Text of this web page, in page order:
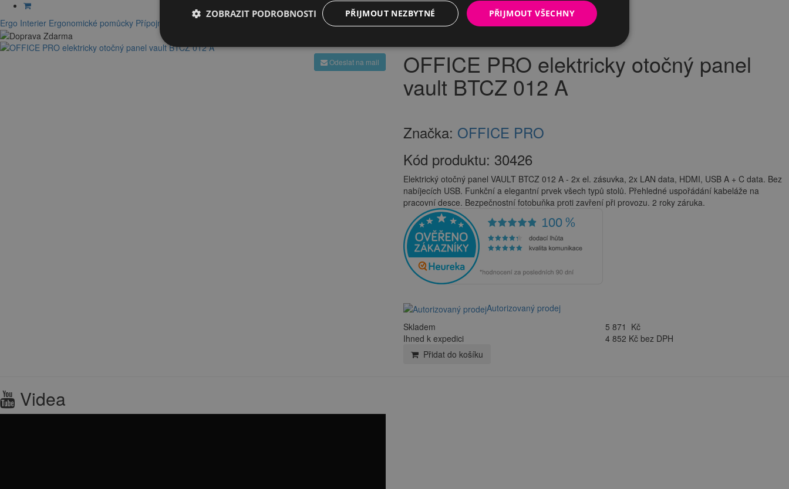
Ergo Interier Ergonomické pomůcky Přípojná místa Elektricky otočnéOFFICE PRO elektricky otočný panel vault BTCZ 012 A
Odeslat na mail OFFICE PRO elektricky otočný panel
vault BTCZ 012 A
Značka: OFFICE PRO
Kód produktu: 30426
Elektrický otočný panel VAULT BTCZ 012 A - 2x el. zásuvka, 2x LAN data, HDMI, USB A + C data. Bez
nabíjecích USB. Funkční a elegantní prvek všech typů stolů. Přehledné uspořádání kabeláže na
pracovní desce. Bezpečnostní fotobuňka proti zavření při provozu. 2 roky záruka.
Autorizovaný prodej
Skladem
Ihned k expedici
5 871 Kč
4 852 Kč bez DPH
Přidat do košíku
Videa
PŘIJMOUT VŠECHNY
PŘIJMOUT NEZBYTNÉ
ZOBRAZIT PODROBNOSTI